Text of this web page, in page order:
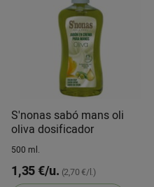
S'nonas sabó mans oli
oliva dosificador
500 ml.
1,35 €/u. (2,70 €/l.)